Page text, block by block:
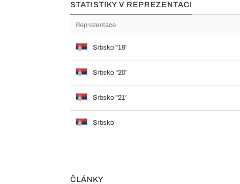
STATISTIKY V REPREZENTACI
Reprezentace
Srbsko "19"
Srbsko "20"
Srbsko "21"
Srbsko
ČLÁNKY